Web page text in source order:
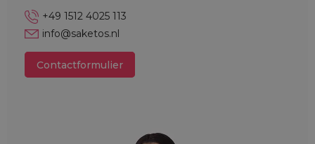
+49 1512 4025 113
info@saketos.nl
Contactformulier